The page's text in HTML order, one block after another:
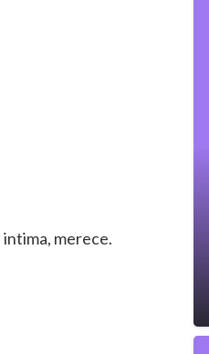
merece.